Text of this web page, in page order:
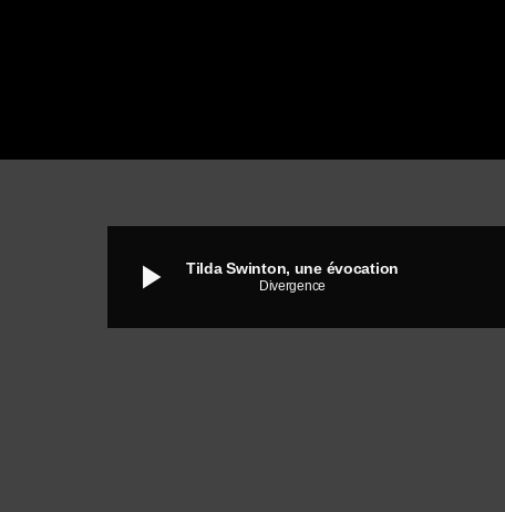
play_arrow Tilda Swinton, une évocation
Divergence